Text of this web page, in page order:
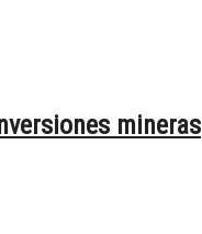
mineras